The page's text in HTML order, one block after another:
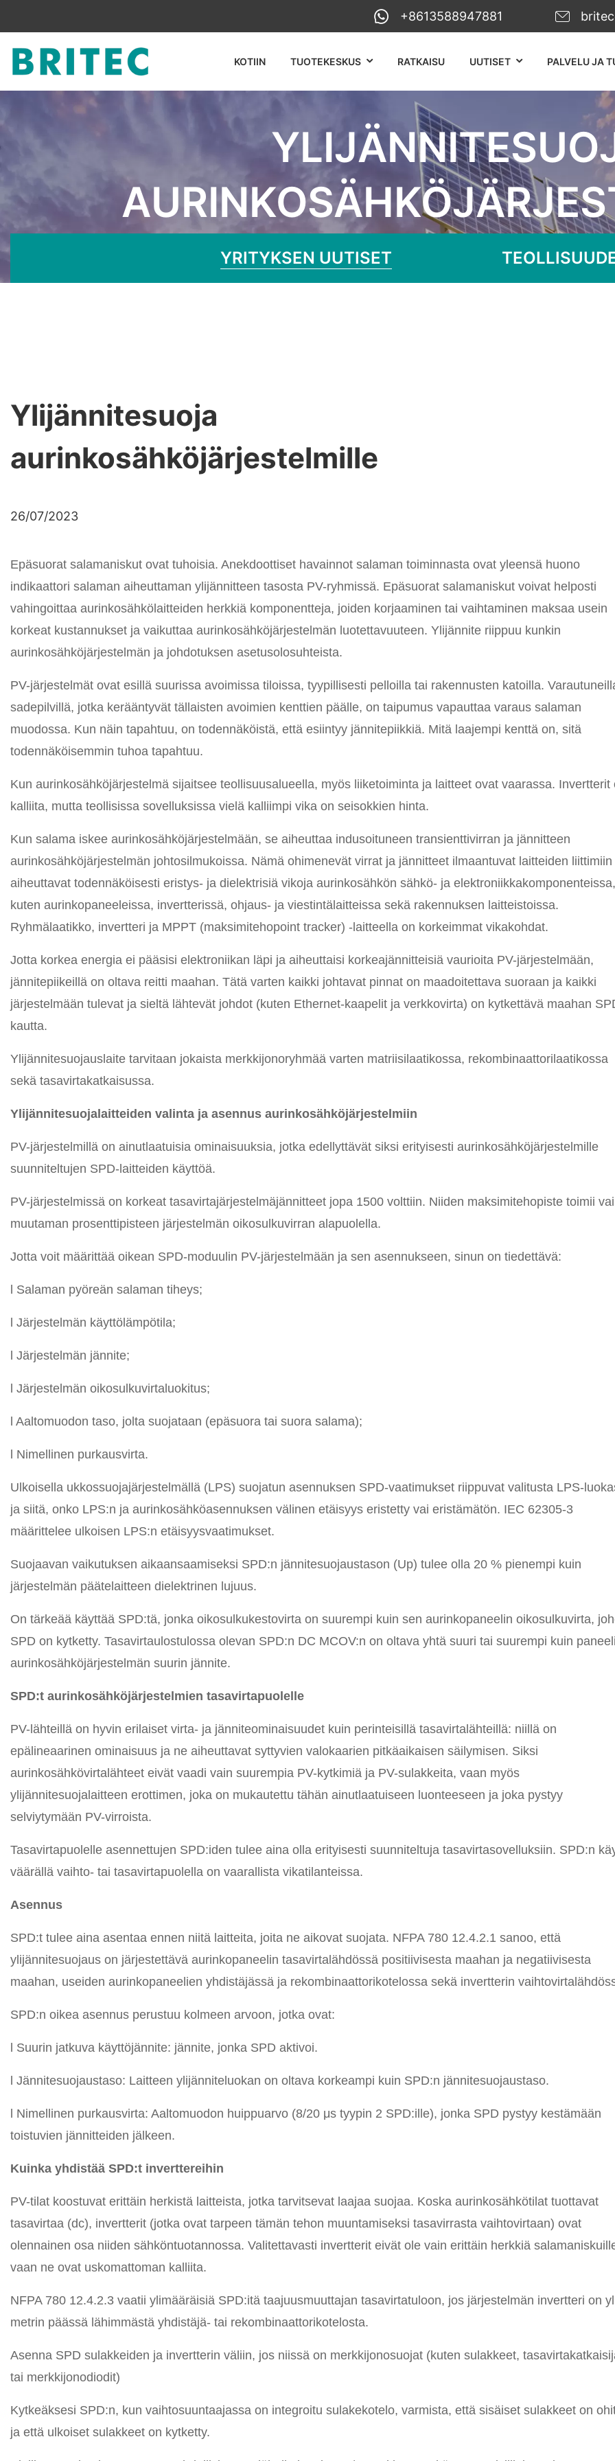
+8613588947881
KOTIIN TUOTEKESKUS RATKAISU UUTISET PALVELU JA
Kotiin Uutiset Ylijännitesuoja
YRITYKSEN UUTISET
Ylijännitesuoja
aurinkosähköjärjestelmille
26/07/2023
Epäsuorat salamaniskut ovat tuhoisia. Anekdoottiset havainnot salaman toiminnasta ovat yleensä huono
indikaattori salaman aiheuttaman ylijännitteen tasosta PV-ryhmissä. Epäsuorat salamaniskut voivat helposti
vahingoittaa aurinkosähkölaitteiden herkkiä komponentteja, joiden korjaaminen tai vaihtaminen maksaa usein
korkeat kustannukset ja vaikuttaa aurinkosähköjärjestelmän luotettavuuteen. Ylijännite riippuu kunkin
aurinkosähköjärjestelmän ja johdotuksen asetusolosuhteista.
PV-järjestelmät ovat esillä suurissa avoimissa tiloissa, tyypillisesti pelloilla tai rakennusten katoilla.
sadepilvillä, jotka kerääntyvät tällaisten avoimien kenttien päälle, on taipumus vapauttaa varaus salaman
muodossa. Kun näin tapahtuu, on todennäköistä, että esiintyy jännitepiikkiä. Mitä laajempi kenttä on, sitä
todennäköisemmin tuhoa tapahtuu.
Kun aurinkosähköjärjestelmä sijaitsee teollisuusalueella, myös liiketoiminta ja laitteet ovat vaarassa. Invertterit
kalliita, mutta teollisissa sovelluksissa vielä kalliimpi vika on seisokkien hinta.
Kun salama iskee aurinkosähköjärjestelmään, se aiheuttaa indusoituneen transienttivirran ja jännitteen
aurinkosähköjärjestelmän johtosilmukoissa. Nämä ohimenevät virrat ja jännitteet ilmaantuvat laitteiden liittimiin
aiheuttavat todennäköisesti eristys- ja dielektrisiä vikoja aurinkosähkön sähkö- ja elektroniikkakomponenteissa,
kuten aurinkopaneeleissa, invertterissä, ohjaus- ja viestintälaitteissa sekä rakennuksen laitteistoissa.
Ryhmälaatikko, invertteri ja MPPT (maksimitehopoint tracker) -laitteella on korkeimmat vikakohdat.
Jotta korkea energia ei pääsisi elektroniikan läpi ja aiheuttaisi korkeajännitteisiä vaurioita PV-järjestelmään,
jännitepiikeillä on oltava reitti maahan. Tätä varten kaikki johtavat pinnat on maadoitettava suoraan ja kaikki
järjestelmään tulevat ja sieltä lähtevät johdot (kuten Ethernet-kaapelit ja verkkovirta) on kytkettävä maahan
kautta.
Ylijännitesuojauslaite tarvitaan jokaista merkkijonoryhmää varten matriisilaatikossa, rekombinaattorilaatikossa
sekä tasavirtakatkaisussa.
Ylijännitesuojalaitteiden valinta ja asennus aurinkosähköjärjestelmiin
PV-järjestelmillä on ainutlaatuisia ominaisuuksia, jotka edellyttävät siksi erityisesti aurinkosähköjärjestelmille
suunniteltujen SPD-laitteiden käyttöä.
PV-järjestelmissä on korkeat tasavirtajärjestelmäjännitteet jopa 1500 volttiin. Niiden maksimitehopiste toimii
muutaman prosenttipisteen järjestelmän oikosulkuvirran alapuolella.
Jotta voit määrittää oikean SPD-moduulin PV-järjestelmään ja sen asennukseen, sinun on tiedettävä:
l Salaman pyöreän salaman tiheys;
l Järjestelmän käyttölämpötila;
l Järjestelmän jännite;
l Järjestelmän oikosulkuvirtaluokitus;
l Aaltomuodon taso, jolta suojataan (epäsuora tai suora salama);
l Nimellinen purkausvirta.
Ulkoisella ukkossuojajärjestelmällä (LPS) suojatun asennuksen SPD-vaatimukset riippuvat valitusta LPS-
ja siitä, onko LPS:n ja aurinkosähköasennuksen välinen etäisyys eristetty vai eristämätön. IEC 62305-3
määrittelee ulkoisen LPS:n etäisyysvaatimukset.
Suojaavan vaikutuksen aikaansaamiseksi SPD:n jännitesuojaustason (Up) tulee olla 20 % pienempi kuin
järjestelmän päätelaitteen dielektrinen lujuus.
On tärkeää käyttää SPD:tä, jonka oikosulkukestovirta on suurempi kuin sen aurinkopaneelin oikosulkuvirta,
SPD on kytketty. Tasavirtaulostulossa olevan SPD:n DC MCOV:n on oltava yhtä suuri tai suurempi kuin
aurinkosähköjärjestelmän suurin jännite.
SPD:t aurinkosähköjärjestelmien tasavirtapuolelle
PV-lähteillä on hyvin erilaiset virta- ja jänniteominaisuudet kuin perinteisillä tasavirtalähteillä: niillä on
epälineaarinen ominaisuus ja ne aiheuttavat syttyvien valokaarien pitkäaikaisen säilymisen. Siksi
aurinkosähkövirtalähteet eivät vaadi vain suurempia PV-kytkimiä ja PV-sulakkeita, vaan myös
ylijännitesuojalaitteen erottimen, joka on mukautettu tähän ainutlaatuiseen luonteeseen ja joka pystyy
selviytymään PV-virroista.
Tasavirtapuolelle asennettujen SPD:iden tulee aina olla erityisesti suunniteltuja tasavirtasovelluksiin. SPD:n
väärällä vaihto- tai tasavirtapuolella on vaarallista vikatilanteissa.
Asennus
SPD:t tulee aina asentaa ennen niitä laitteita, joita ne aikovat suojata. NFPA 780 12.4.2.1 sanoo, että
ylijännitesuojaus on järjestettävä aurinkopaneelin tasavirtalähdössä positiivisesta maahan ja negatiivisesta
maahan, useiden aurinkopaneelien yhdistäjässä ja rekombinaattorikotelossa sekä invertterin
SPD:n oikea asennus perustuu kolmeen arvoon, jotka ovat:
l Suurin jatkuva käyttöjännite: jännite, jonka SPD aktivoi.
l Jännitesuojaustaso: Laitteen ylijänniteluokan on oltava korkeampi kuin SPD:n jännitesuojaustaso.
l Nimellinen purkausvirta: Aaltomuodon huippuarvo (8/20 μs tyypin 2 SPD:ille), jonka SPD pystyy kestämään
toistuvien jännitteiden jälkeen.
Kuinka yhdistää SPD:t inverttereihin
PV-tilat koostuvat erittäin herkistä laitteista, jotka tarvitsevat laajaa suojaa. Koska aurinkosähkötilat tuottavat
tasavirtaa (dc), invertterit (jotka ovat tarpeen tämän tehon muuntamiseksi tasavirrasta vaihtovirtaan) ovat
olennainen osa niiden sähköntuotannossa. Valitettavasti invertterit eivät ole vain erittäin herkkiä
vaan ne ovat uskomattoman kalliita.
NFPA 780 12.4.2.3 vaatii ylimääräisiä SPD:itä taajuusmuuttajan tasavirtatuloon, jos järjestelmän invertteri on
metrin päässä lähimmästä yhdistäjä- tai rekombinaattorikotelosta.
Asenna SPD sulakkeiden ja invertterin väliin, jos niissä on merkkijonosuojat (kuten sulakkeet,
tai merkkijonodiodit)
Kytkeäksesi SPD:n, kun vaihtosuuntaajassa on integroitu sulakekotelo, varmista, että sisäiset sulakkeet on
ja että ulkoiset sulakkeet on kytketty.